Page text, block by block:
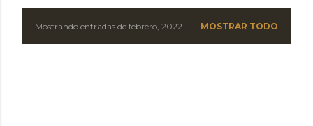
EMostrando entradas de febrero, 2022 MOSTRAR TODO